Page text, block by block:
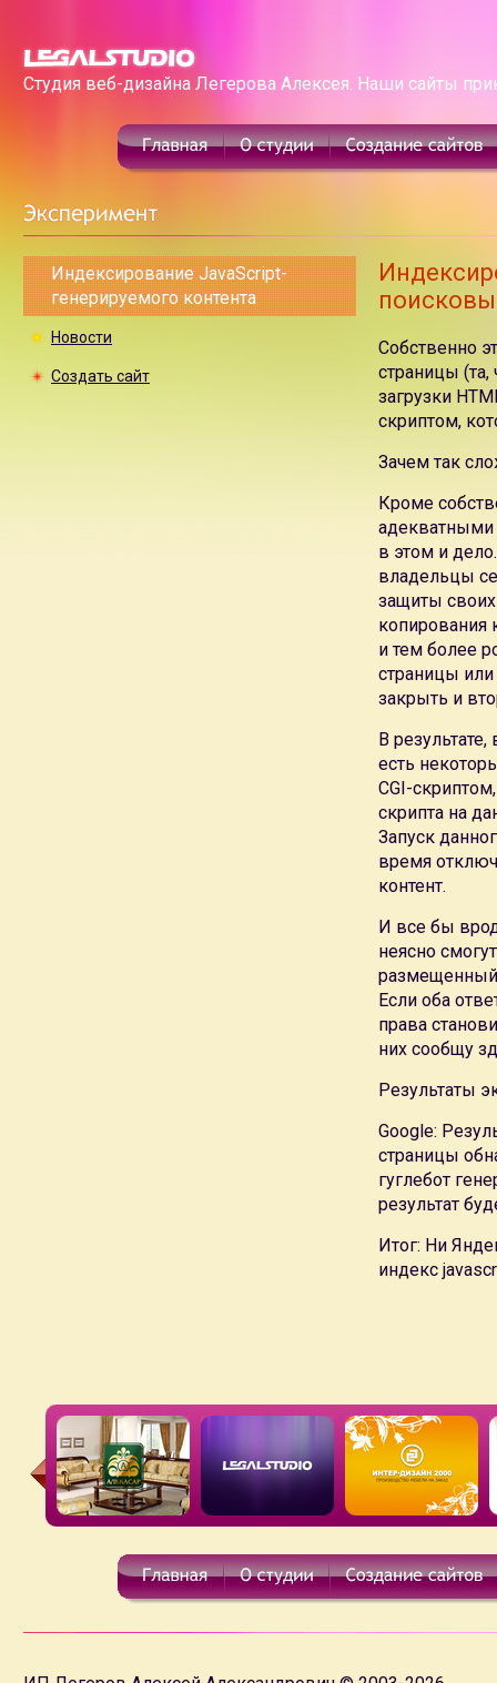
Студия веб-дизайна Легерова Алексея. Наши сайты
Индексирование JavaScript-
генерируемого контента
Новости
Создать сайт
Собственно
страницы (та,
загрузки
скриптом,
Зачем так
Кроме
адекватными
в этом и
владельцы
защиты своих
копирования
и тем более
страницы
закрыть и
В
есть
CGI-
скрипта на
Запуск
время
контент.
И все бы
неясно
размещенный
Если оба
права
них сообщу
Результаты
Google:
страницы
гуглебот
результат
Итог: Ни
индекс